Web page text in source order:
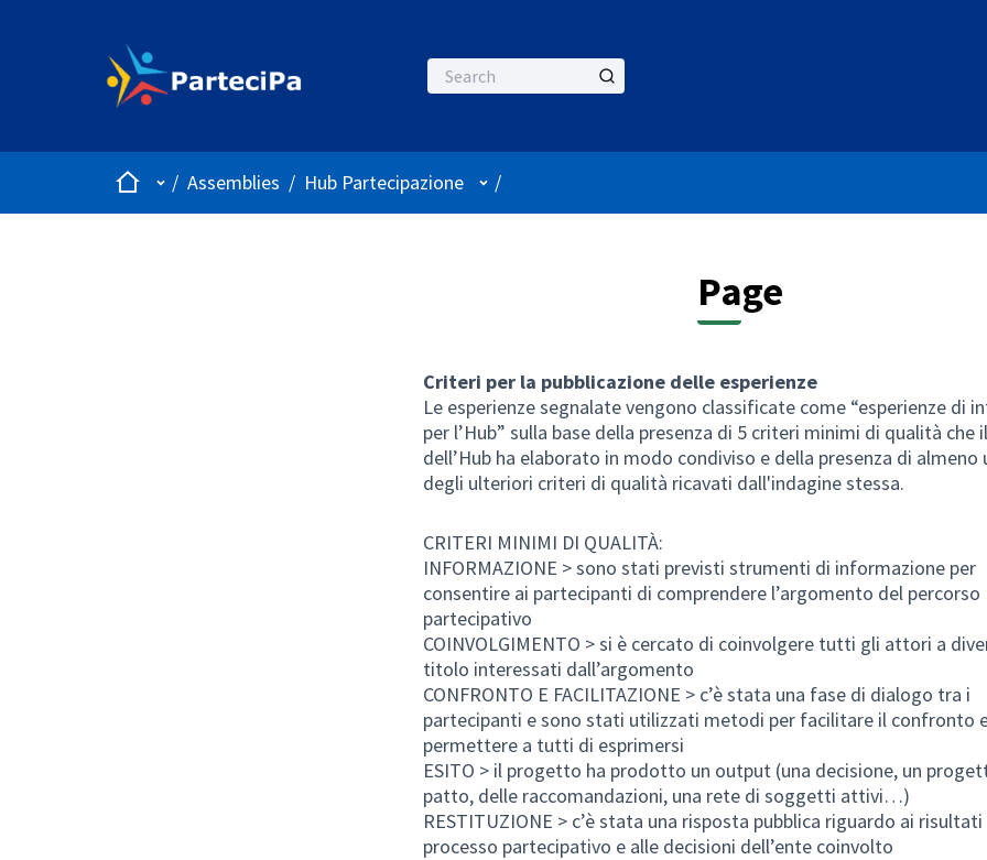
HomeMain menu
/ Assemblies / Hub Partecipazione User menu
/
Page
Criteri per la pubblicazione delle esperienze
Le esperienze segnalate vengono classificate come “esperienze di
per l’Hub” sulla base della presenza di 5 criteri minimi di qualità che
dell’Hub ha elaborato in modo condiviso e della presenza di almeno
degli ulteriori criteri di qualità ricavati dall'indagine stessa.
CRITERI MINIMI DI QUALITÀ:
INFORMAZIONE > sono stati previsti strumenti di informazione per
consentire ai partecipanti di comprendere l’argomento del percorso
partecipativo
COINVOLGIMENTO > si è cercato di coinvolgere tutti gli attori a
titolo interessati dall’argomento
CONFRONTO E FACILITAZIONE > c’è stata una fase di dialogo tra i
partecipanti e sono stati utilizzati metodi per facilitare il confronto
permettere a tutti di esprimersi
ESITO > il progetto ha prodotto un output (una decisione, un
patto, delle raccomandazioni, una rete di soggetti attivi…)
RESTITUZIONE > c’è stata una risposta pubblica riguardo ai
processo partecipativo e alle decisioni dell’ente coinvolto